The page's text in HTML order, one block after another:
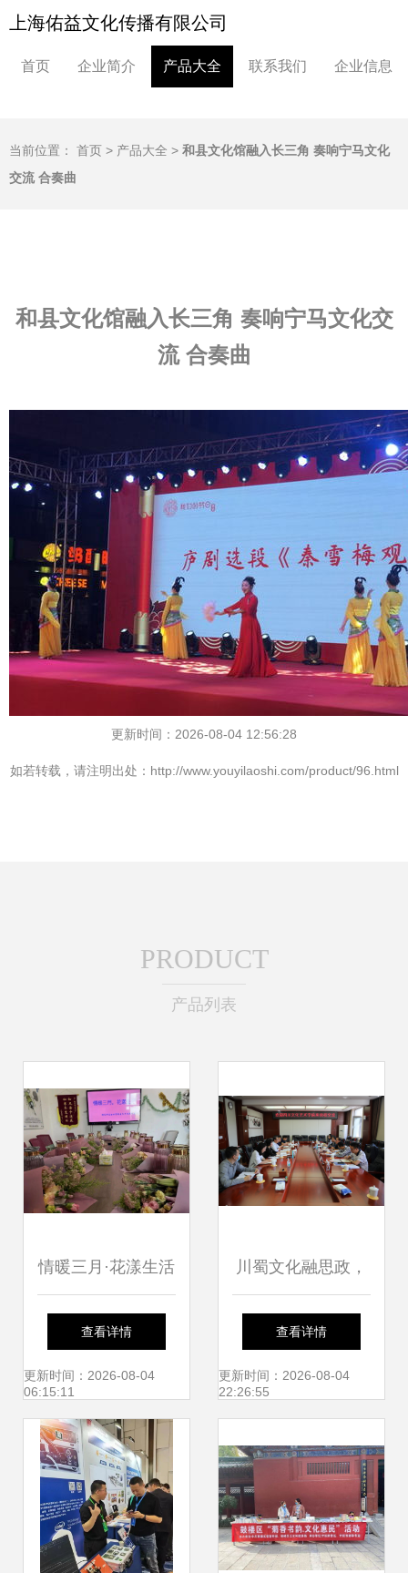
上海佑益文化传播有限公司
首页 企业简介 产品大全 联系我们 企业信息
当前位置： 首页 > 产品大全 > 和县文化馆融入长三角 奏响宁马文化
交流 合奏曲
和县文化馆融入长三角 奏响宁马文化交
流 合奏曲
更新时间：2026-08-04 12:56:28
如若转载，请注明出处：http://www.youyilaoshi.com/product/96.html
PRODUCT
产品列表
情暖三月·花漾生活
| 穗东街举办妇女
节禁毒主题插花活
动
查看详情
更新时间：2026-08-04
06:15:11
川蜀文化融思政，
艺术课堂谱新篇
——四川文化艺术
原一行到访我校记
略
查看详情
更新时间：2026-08-04
22:26:55